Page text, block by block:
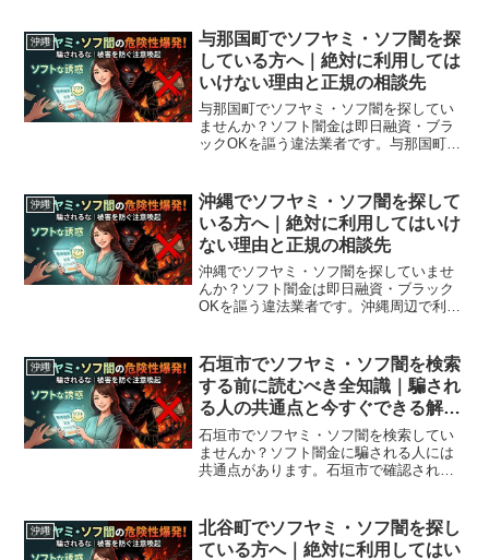
沖縄
与那国町でソフヤミ・ソフ闇を探
している方へ｜絶対に利用しては
いけない理由と正規の相談先
与那国町でソフヤミ・ソフ闇を探してい
ませんか？ソフト闇金は即日融資・ブラ
ックOKを謳う違法業者です。与那国町周
ずお読みください。
沖縄
沖縄でソフヤミ・ソフ闇を探して
いる方へ｜絶対に利用してはいけ
ない理由と正規の相談先
沖縄でソフヤミ・ソフ闇を探していませ
んか？ソフト闇金は即日融資・ブラック
OKを謳う違法業者です。沖縄周辺で利用
ください。
沖縄
石垣市でソフヤミ・ソフ闇を検索
する前に読むべき全知識｜騙され
る人の共通点と今すぐできる解決
策
石垣市でソフヤミ・ソフ闇を検索してい
ませんか？ソフト闇金に騙される人には
共通点があります。石垣市で確認されて
市から利用できる無料相談先まで完全解
説。
沖縄
北谷町でソフヤミ・ソフ闇を探し
ている方へ｜絶対に利用してはい